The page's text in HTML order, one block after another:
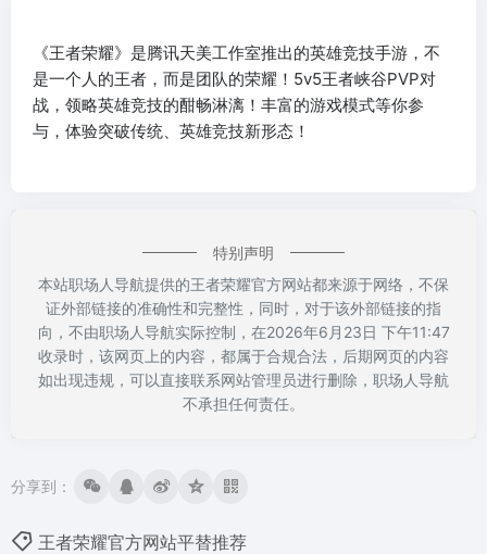
《王者荣耀》是腾讯天美工作室推出的英雄竞技手游，不
是一个人的王者，而是团队的荣耀！5v5王者峡谷PVP对
战，领略英雄竞技的酣畅淋漓！丰富的游戏模式等你参
与，体验突破传统、英雄竞技新形态！
特别声明
本站职场人导航提供的王者荣耀官方网站都来源于网络，不保
证外部链接的准确性和完整性，同时，对于该外部链接的指
向，不由职场人导航实际控制，在2026年6月23日 下午11:47
收录时，该网页上的内容，都属于合规合法，后期网页的内容
如出现违规，可以直接联系网站管理员进行删除，职场人导航
不承担任何责任。
分享到：
王者荣耀官方网站平替推荐